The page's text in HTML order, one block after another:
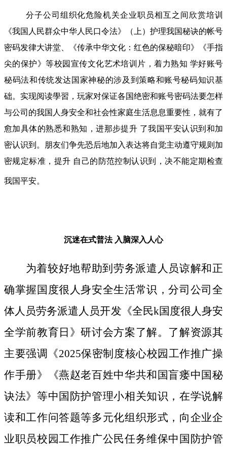
分子公司组织化危险机关企业职员相互之间欣赏培训
《我国人民群众中华人民口令法》（上）护理我国秘诀的帐号
密码发律大讲堂、《传承中华文化：红色的保秘暗印》《手指
尖的保护》等校园宣传文化艺术培训片，着力熟知 学好账号
秘码法和传统发达国家神秘的涉及到策略和账号秘码知识基
础。实现阅读學習，玩家对保证各国绝密和账号密码法要怎样
与公司的我国人身安全和社会性家庭生活息息重要性，就有了
愈加具体的熟悉和熟知，进那步提升 了我国平安认识到和加
密认识到。朋友们争先恐后地加入表达将自觉主动遵守规则加
密规定标准，提升 自己的防范控制认识到，决不能定期检查
我国平安。
沉迷在式普法 入脑深入人心
为着较好地帮助到劳务派遣人员谅解和正
确掌握国度很人身安全生活常识，分司公司全
体人员劳务派遣人员开发《全民k国度很人身安
全学前教育日》研讨会方案了解。了解资源其
主要强调《2025保密制度核心校园工作推广操
作手册》《燕赵老百姓中华共和国盲瘘中国秘
诀法》等中国防护管理小相关知识，在学说解
读和工作问答题等多元化组织形式，向企业企
业职员校园工作推广公民任务维保中国防护管